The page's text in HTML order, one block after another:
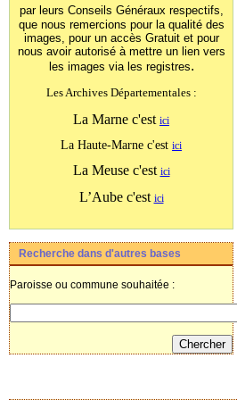
par leurs Conseils Généraux respectifs,
que nous remercions pour la qualité des
images, pour un accès Gratuit et pour
nous avoir autorisé à mettre un lien vers
les images via les registres.
Les Archives Départementales :
La Marne c'est ici
La Haute-Marne c'est ici
La Meuse c'est ici
L’Aube c'est ici
Recherche dans d'autres bases
Paroisse ou commune souhaitée :